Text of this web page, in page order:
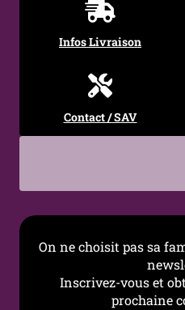
Hauteur totale
Infos Livraison
Contact / SAV
On ne choisit pas sa
Inscrivez-vous et
prochaine